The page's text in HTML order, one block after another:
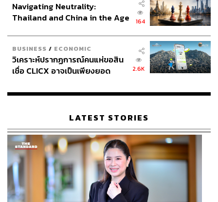
Navigating Neutrality:
Thailand and China in the Age
164
BUSINESS / ECONOMIC
วิเคราะห์ปรากฏการณ์คนแห่ขอสิน
เชื่อ CLICX อาจเป็นเพียงยอด
เรือนไทยที่ถูกซุกไว้
2.6K
LATEST STORIES